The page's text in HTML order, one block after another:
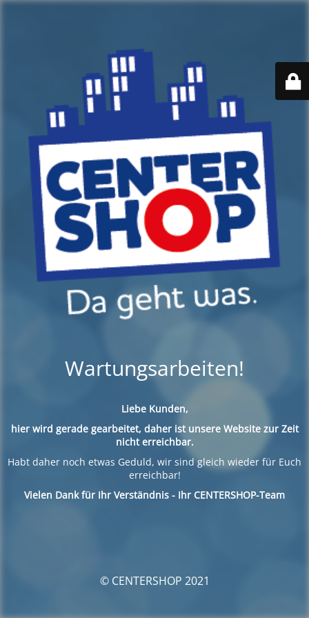
Wartungsarbeiten!
Liebe Kunden,
hier wird gerade gearbeitet, daher ist unsere Website zur Zeit
nicht erreichbar.
Habt daher noch etwas Geduld, wir sind gleich wieder für Euch
erreichbar!
Vielen Dank für Ihr Verständnis - Ihr CENTERSHOP-Team
© CENTERSHOP 2021